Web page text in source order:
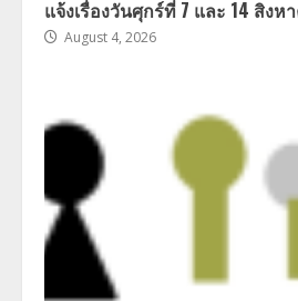
แจ้งเรื่องวันศุกร์ที่ 7 และ 14 สิงห
August 4, 2026